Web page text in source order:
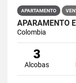
APARTAMENTO
Colombia
3
Alcobas